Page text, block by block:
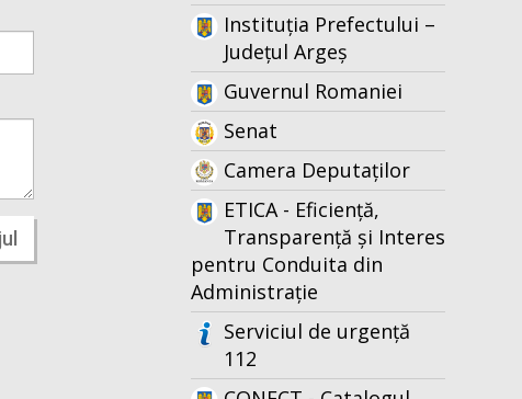
Instituția Prefectului –
Județul Argeș
Guvernul Romaniei
Senat
Camera Deputaților
ETICA - Eficiență,
Transparență și Interes
pentru Conduita din
Administrație
Serviciul de urgență
112